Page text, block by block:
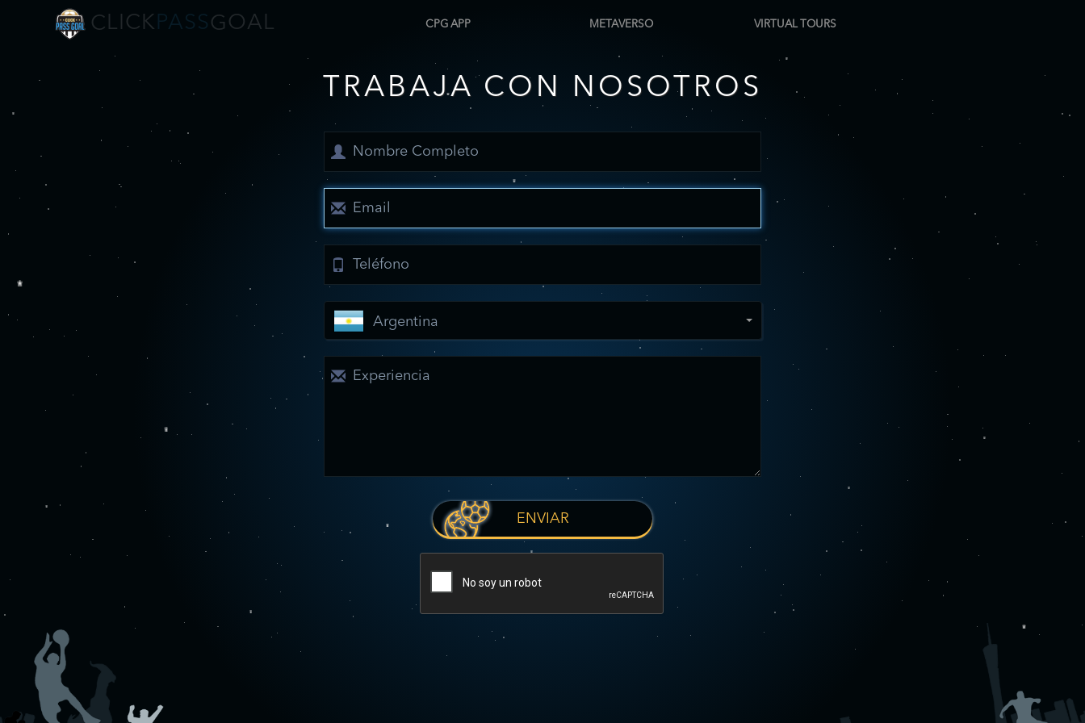
CLICKPASSG OAL CPG APP METAVERSO VIRTUAL TOURS
TRABAJA CON NOSOTROS
Argentina
ENVIAR